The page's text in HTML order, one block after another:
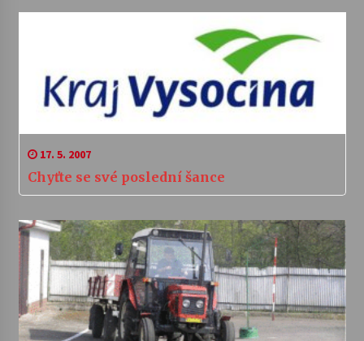
17. 5. 2007
Chyťte se své poslední šance